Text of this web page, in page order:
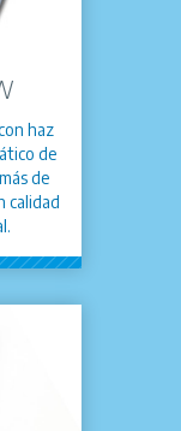
haz
de
de
calidad